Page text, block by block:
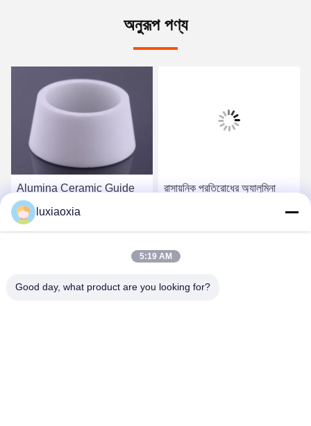
অনুরূপ পণ্য
Alumina Ceramic Guide
Bushings: Core Guiding
Components For
রাসায়নিক প্রতিরোধের অ্যালুমিনা
luxiaoxia
5:19 AM
Good day, what product are you looking for?